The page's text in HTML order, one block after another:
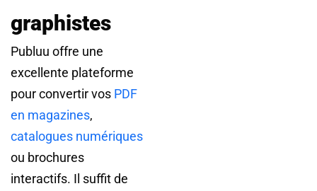
graphistes
Publuu offre une
excellente plateforme
pour convertir vos PDF
en magazines,
catalogues numériques
ou brochures
interactifs. Il suffit de